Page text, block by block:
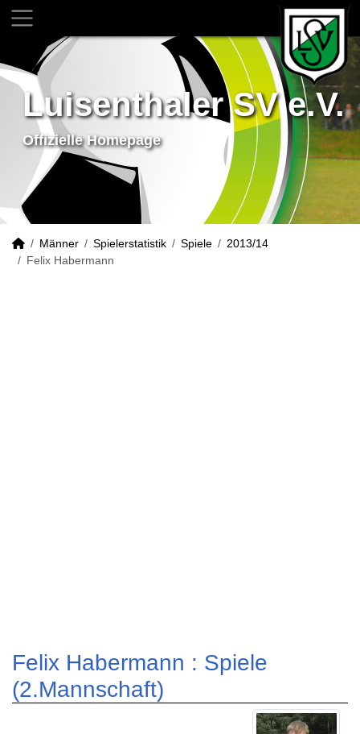
Luisenthaler SV e.V.
Offizielle Homepage
Männer Spielerstatistik Spiele
2013/14
Felix Habermann
Felix Habermann : Spiele
(2.Mannschaft)